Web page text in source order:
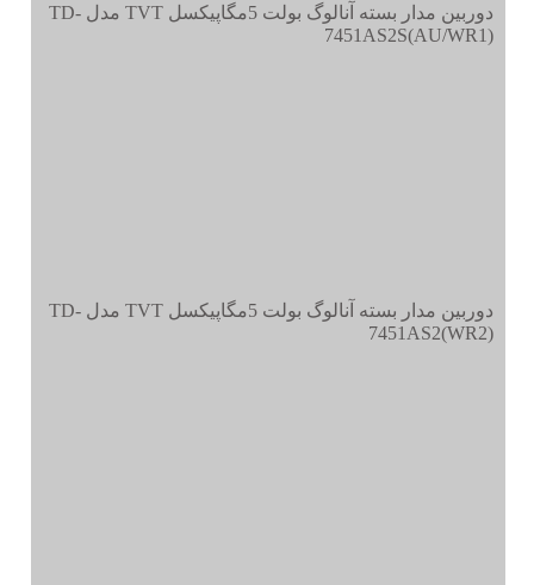
دوربین مدار بسته آنالوگ بولت 5مگاپیکسل TVT مدل TD-
7451AS2S(AU/WR1)
دوربین مدار بسته آنالوگ بولت 5مگاپیکسل TVT مدل TD-
7451AS2(WR2)